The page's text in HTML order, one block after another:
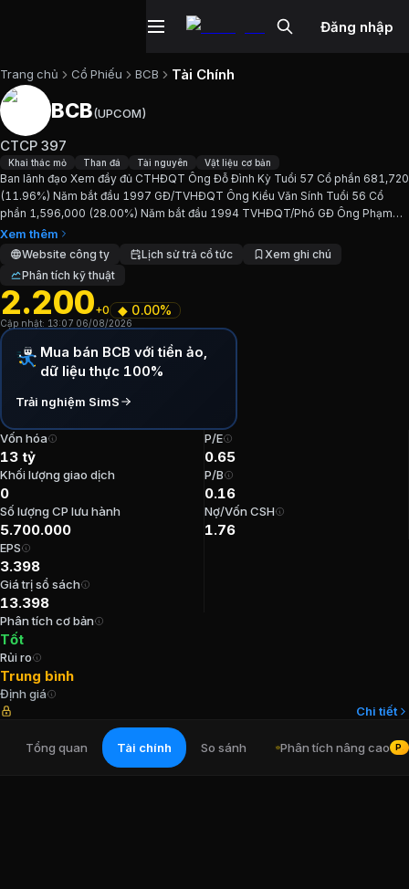
Đăng nhập
Trang chủ Cổ Phiếu BCB Tài Chính
Cổ phiếuBCB
Cập nhật: 6/8/2026 .
Ngành: Khai thác mỏ, Than đá, Tài nguyên, Vật liệu cơ bản
Giới thiệuCTCP 397
Ban lãnh đạo Xem đầy đủ CTHĐQT Ông Đỗ Đình Kỳ Tuổi
Chỉ số tài chínhBCB
Giá hiện tại:
Vốn hóa: 13 tỷ đồng
P/E: 0,65
EPS: 3.398,29
ROA: 7,8%
Tỷ suất cổ tức:
Ban lãnh đạo
Trưởng Ban kiểm soát
Kế toán trưởng
Chủ tịch Hội đồng Quản trị
Thành viên Ban kiểm soát
Cổ đông lớnCTCP 397
BCB(UPCOM)
CTCP 397
Khai thác mỏ Than đá Tài nguyên Vật liệu cơ bản
Ban lãnh đạo Xem đầy đủ CTHĐQT Ông Đỗ Đình Kỳ Tuổi 57 Cổ phần 681,720
(11.96%) Năm bắt đầu 1997 GĐ/TVHĐQT Ông Kiều Văn Sính Tuổi 56 Cổ
phần 1,596,000 (28.00%) Năm bắt đầu 1994 TVHĐQT/Phó GĐ Ông Phạm
Xuân Huyến Tuổi 51 Cổ phần 326,838 (5.73%) Năm bắt đầu N/A...
Xem thêm
Website công ty Lịch sử trả cổ tức
Xem ghi chú
Phân tích kỹ thuật
2.200+0 ◆ 0.00%
Cập nhật: 13:07 06/08/2026
Mua bán BCB với tiền ảo,
dữ liệu thực 100%
Trải nghiệm SimS
Vốn hóa
13 tỷ
Khối lượng giao dịch
0
Số lượng CP lưu hành
5.700.000
P/E
0.65
P/B
0.16
Nợ/Vốn CSH
1.76
EPS
3.398
Giá trị sổ sách
13.398
Phân tích cơ bản
Tốt
Rủi ro
Trung bình
Định giá
Chi tiết
Tổng quan Tài chính So sánh Phân tích nâng cao